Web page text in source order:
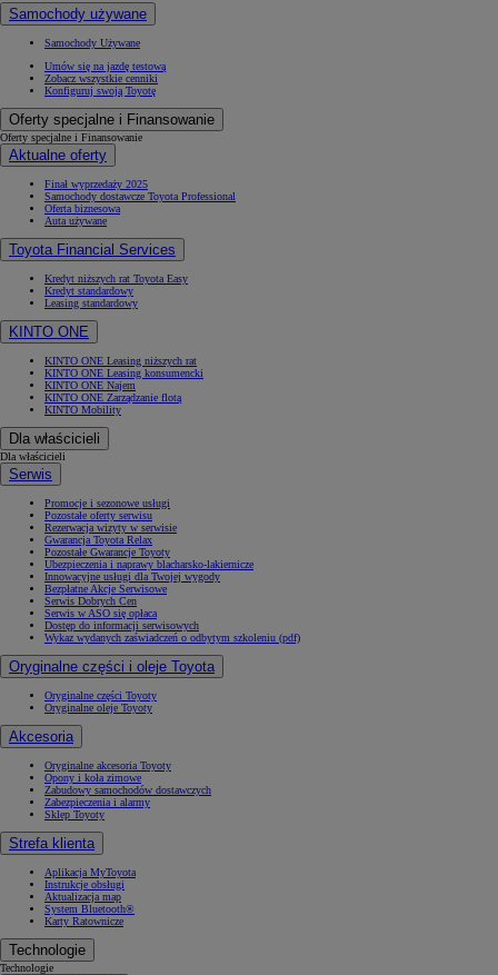
Samochody używane
Samochody Używane
Umów się na jazdę testową
Zobacz wszystkie cenniki
Konfiguruj swoją Toyotę
Oferty specjalne i Finansowanie
Oferty specjalne i Finansowanie
Aktualne oferty
Finał wyprzedaży 2025
Samochody dostawcze Toyota Professional
Oferta biznesowa
Auta używane
Toyota Financial Services
Kredyt niższych rat Toyota Easy
Kredyt standardowy
Leasing standardowy
KINTO ONE
KINTO ONE Leasing niższych rat
KINTO ONE Leasing konsumencki
KINTO ONE Najem
KINTO ONE Zarządzanie flotą
KINTO Mobility
Dla właścicieli
Dla właścicieli
Serwis
Promocje i sezonowe usługi
Pozostałe oferty serwisu
Rezerwacja wizyty w serwisie
Gwarancja Toyota Relax
Pozostałe Gwarancje Toyoty
Ubezpieczenia i naprawy blacharsko-lakiernicze
Innowacyjne usługi dla Twojej wygody
Bezpłatne Akcje Serwisowe
Serwis Dobrych Cen
Serwis w ASO się opłaca
Dostęp do informacji serwisowych
Wykaz wydanych zaświadczeń o odbytym szkoleniu (pdf)
Oryginalne części i oleje Toyota
Oryginalne części Toyoty
Oryginalne oleje Toyoty
Akcesoria
Oryginalne akcesoria Toyoty
Opony i koła zimowe
Zabudowy samochodów dostawczych
Zabezpieczenia i alarmy
Sklep Toyoty
Strefa klienta
Aplikacja MyToyota
Instrukcje obsługi
Aktualizacja map
System Bluetooth®
Karty Ratownicze
Technologie
Technologie